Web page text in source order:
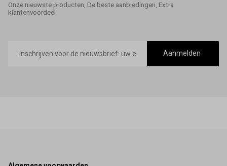
Onze nieuwste producten, De beste aanbiedingen, Extra
klantenvoordeel
mailadres
Aanmelden